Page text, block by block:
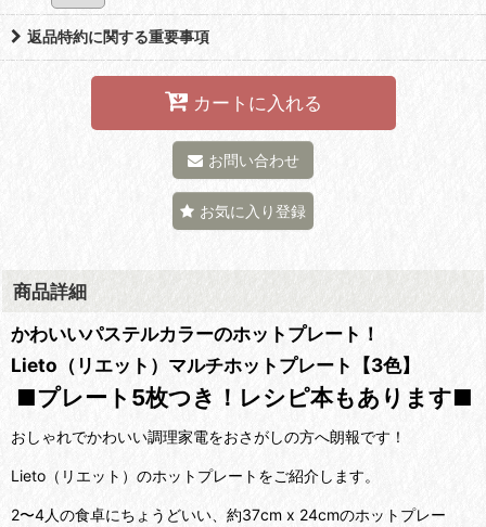
返品特約に関する重要事項
カートに入れる
お問い合わせ
お気に入り登録
商品詳細
かわいいパステルカラーのホットプレート！
Lieto（リエット）マルチホットプレート【3色】
■プレート5枚つき！レシピ本もあります■
おしゃれでかわいい調理家電をおさがしの方へ朗報です！
Lieto（リエット）のホットプレートをご紹介します。
2〜4人の食卓にちょうどいい、約37cm x 24cmのホットプレー